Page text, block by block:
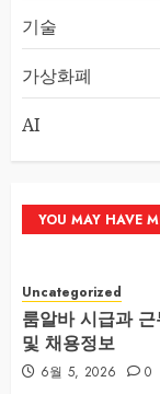
기술
가상화폐
AI
YOU MAY HAVE
Uncategorized
룸알바 시급과
및 채용정보
6월 5, 2026 0